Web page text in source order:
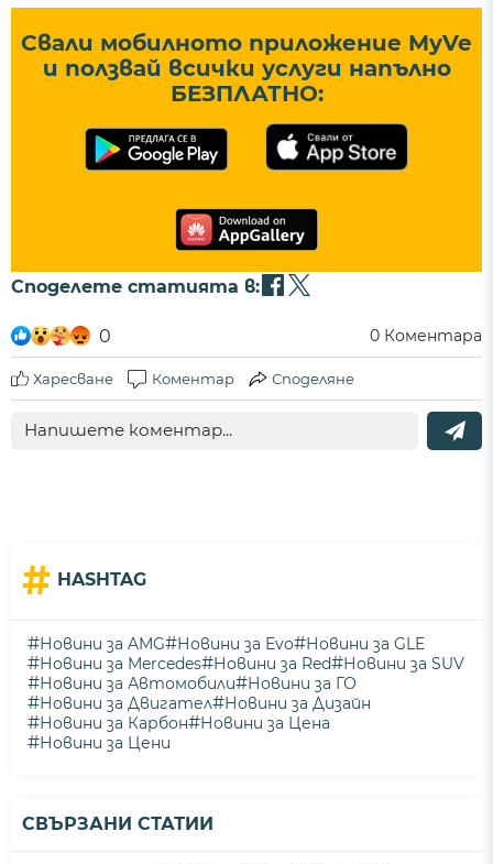
Свали мобилното приложение MyVe
и ползвай всички услуги напълно
БЕЗПЛАТНО:
Споделете статията в:
0 0 Коментара
Харесване Коментар Споделяне
# HASHTAG
#Новини за AMG#Новини за Evo#Новини за GLE
#Новини за Mercedes#Новини за Red#Новини за SUV
#Новини за Автомобили#Новини за ГО
#Новини за Двигател#Новини за Дизайн
#Новини за Карбон#Новини за Цена
#Новини за Цени
СВЪРЗАНИ СТАТИИ